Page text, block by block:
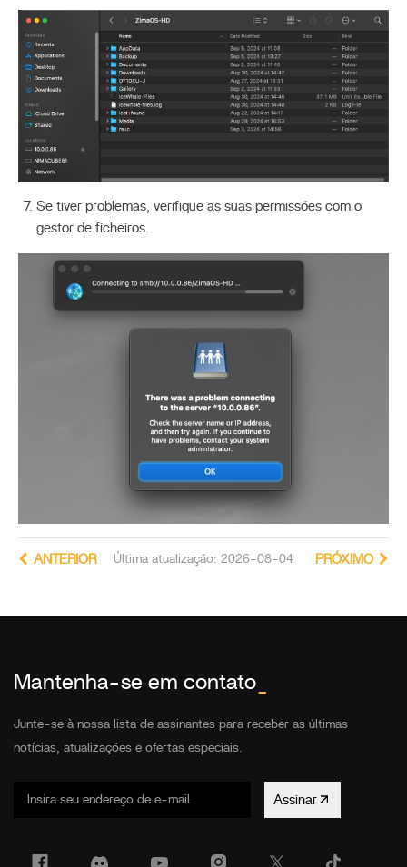
Se tiver problemas, verifique as suas permissões com o
gestor de ficheiros.
Última atualização: 2026-08-04
ANTERIOR PRÓXIMO
Mantenha-se em contato
Junte-se à nossa lista de assinantes para receber as últimas
notícias, atualizações e ofertas especiais.
Assinar